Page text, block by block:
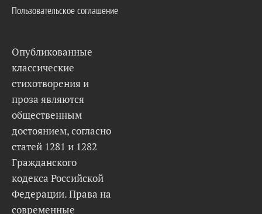
Пользовательское соглашение
Опубликованные
классические
стихотворения и
проза являются
общественным
достоянием, согласно
статей 1281 и 1282
Гражданского
кодекса Российской
Федерации. Права на
современные